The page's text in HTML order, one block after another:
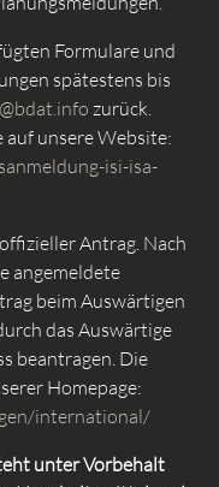
Formulare und
spätestens bis
zurück.
unsere Website:
isi-isa-
Antrag. Nach
angemeldete
beim Auswärtigen
das Auswärtige
beantragen. Die
Homepage:
international/
unter Vorbehalt